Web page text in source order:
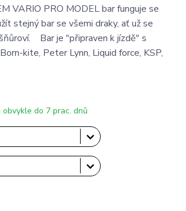
VARIO PRO MODEL bar funguje se
stejný bar se všemi draky, ať už se
Bar je "připraven k jízdě" s
kite, Peter Lynn, Liquid force, KSP,
obvykle do 7 prac. dnů